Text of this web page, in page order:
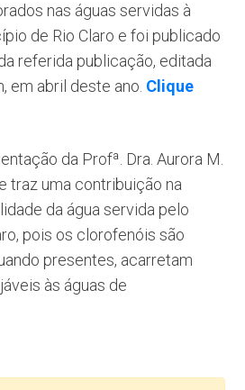
nas águas servidas à
de Rio Claro e foi publicado
referida publicação, editada
em abril deste ano. Clique
da Profª. Dra. Aurora M.
traz uma contribuição na
da água servida pelo
pois os clorofenóis são
presentes, acarretam
às águas de